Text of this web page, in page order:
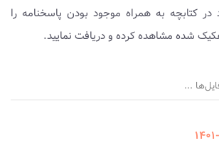
کتابچه به همراه موجود بودن پاسخنامه را
شده مشاهده کرده و دریافت نمایید.
...